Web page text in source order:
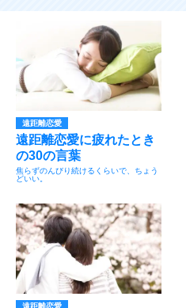
遠距離恋愛
遠距離恋愛に疲れたとき
の30の言葉
焦らずのんびり続けるくらいで、ちょう
どいい。
遠距離恋愛